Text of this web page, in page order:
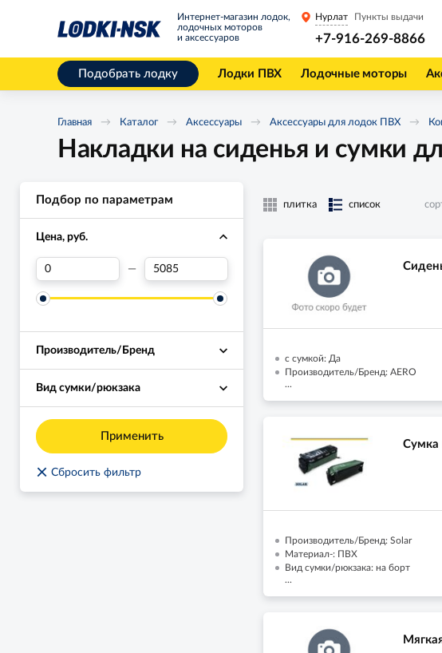
Интернет-магазин лодок,
лодочных моторов
и аксессуаров
Нурлат Пункты выдачи
+7-916-269-8866
Подобрать лодку Лодки ПВХ Лодочные моторы
Главная Каталог Аксессуары Аксессуары для лодок ПВХ
Накладки на сиденья и сумки
Подбор по параметрам
Цена, руб.
—
Производитель/Бренд
Вид сумки/рюкзака
Применить
× Сбросить фильтр
плитка список
с сумкой: Да
Производитель/Бренд: AERO
...
Сумка
Производитель/Бренд: Solar
Материал-: ПВХ
Вид сумки/рюкзака: на борт
...